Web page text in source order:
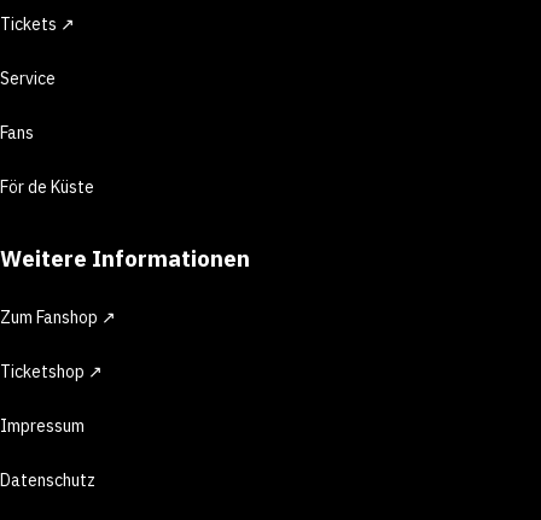
Tickets ↗
Service
Fans
För de Küste
Weitere Informationen
Zum Fanshop ↗
Ticketshop ↗
Impressum
Datenschutz